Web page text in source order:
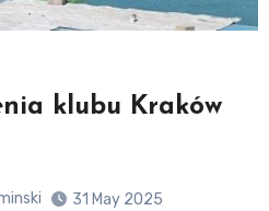
klubu Kraków
31 May 2025